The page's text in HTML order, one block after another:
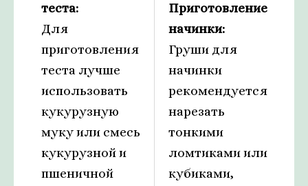
теста:
Для
приготовления
теста лучше
использовать
кукурузную
муку или смесь
кукурузной и
пшеничной
Приготовление
начинки:
Груши для
начинки
рекомендуется
нарезать
тонкими
ломтиками или
кубиками,